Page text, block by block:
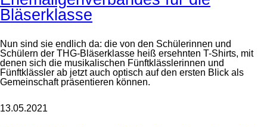
Bläserklasse
Nun sind sie endlich da: die von den Schülerinnen und
Schülern der THG-Bläserklasse heiß ersehnten T-Shirts, mit
denen sich die musikalischen Fünftklässlerinnen und
Fünftklässler ab jetzt auch optisch auf den ersten Blick als
Gemeinschaft präsentieren können.
13.05.2021